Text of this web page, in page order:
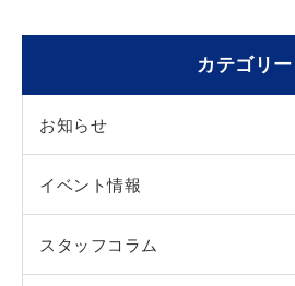
カテゴリー
お知らせ
イベント情報
スタッフコラム